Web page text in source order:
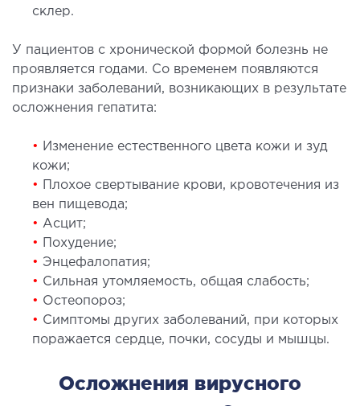
головы
нейрохирургии
РЕАБИЛИТОЛОГИЯ
склер.
У пациентов с хронической формой болезнь не
проявляется годами. Со временем появляются
признаки заболеваний, возникающих в результате
осложнения гепатита:
• Изменение естественного цвета кожи и зуд
кожи;
•
Плохое свертывание крови, кровотечения из
вен пищевода;
• Асцит;
•
Похудение;
• Энцефалопатия;
• Сильная утомляемость, общая слабость;
• Остеопороз;
• Симптомы других заболеваний, при которых
поражается сердце, почки, сосуды и мышцы.
Осложнения вирусного